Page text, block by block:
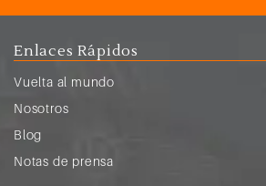
Enlaces Rápidos
Vuelta al mundo
Nosotros
Blog
Notas de prensa